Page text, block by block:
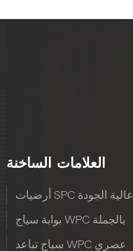
العلامات الساخنة
أرضيات SPC عالية الجودة
بوابة سياج WPC بالجملة
سياج تباعد WPC عصري